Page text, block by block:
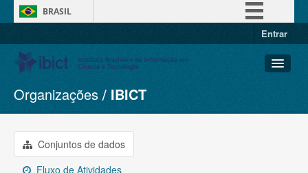
BRASIL
Entrar
Conjuntos de dados
Organizações
Grupos
Sobre
Organizações IBICT
Conjuntos de dados
Fluxo de Atividades